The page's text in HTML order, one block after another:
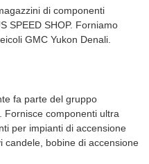
di componenti
SPEED SHOP. Forniamo
GMC Yukon Denali.
fa parte del gruppo
Fornisce componenti ultra
per impianti di accensione
candele, bobine di accensione